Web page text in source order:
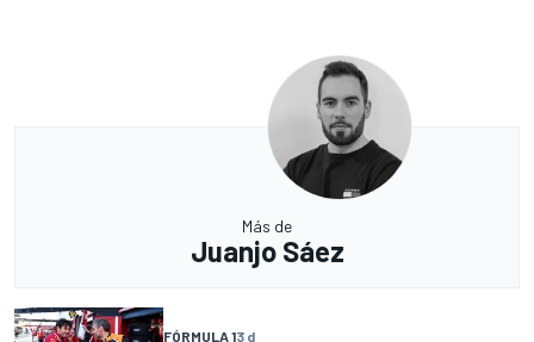
Más de
Juanjo Sáez
FÓRMULA 13 d